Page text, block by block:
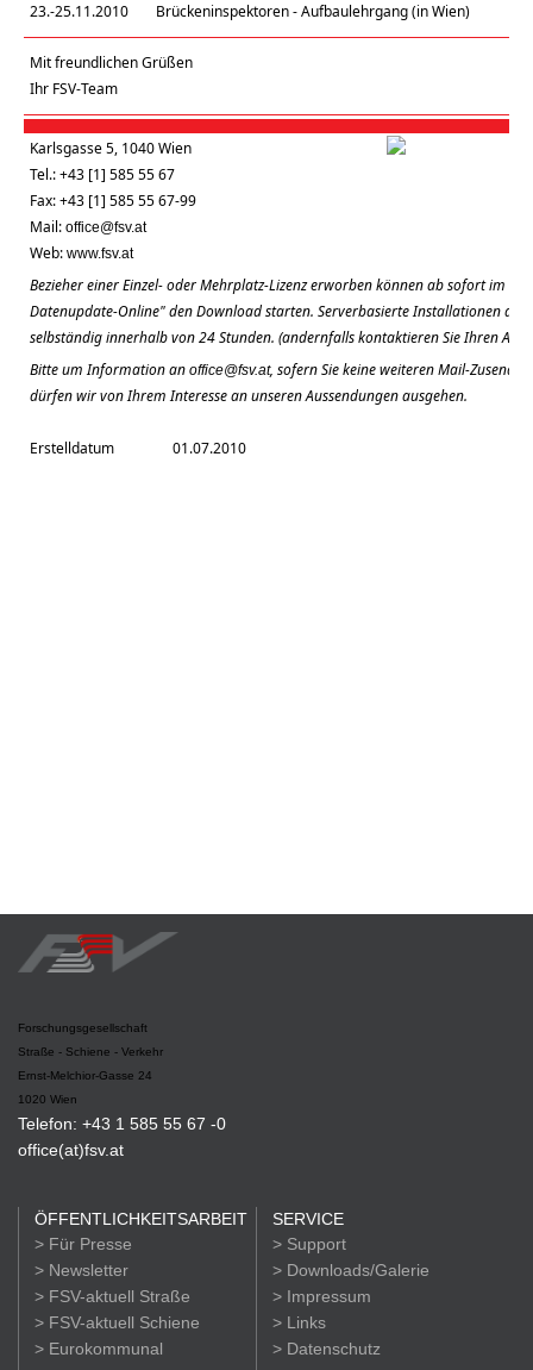
23.-25.11.2010
Brückeninspektoren - Aufbaulehrgang (in Wien)
Mit freundlichen Grüßen
Ihr FSV-Team
Karlsgasse 5, 1040 Wien
Tel.: +43 [1] 585 55 67
Fax: +43 [1] 585 55 67-99
Mail: office@fsv.at
Web: www.fsv.at
Bezieher einer Einzel- oder Mehrplatz-Lizenz erworben können ab sofort im
Datenupdate-Online" den Download starten. Serverbasierte Installationen
selbständig innerhalb von 24 Stunden. (andernfalls kontaktieren Sie Ihren
Bitte um Information an office@fsv.at, sofern Sie keine weiteren Mail-
dürfen wir von Ihrem Interesse an unseren Aussendungen ausgehen.
Erstelldatum 01.07.2010
Forschungsgesellschaft
Straße - Schiene - Verkehr
Ernst-Melchior-Gasse 24
1020 Wien
Telefon: +43 1 585 55 67 -0
office(at)fsv.at
ÖFFENTLICHKEITSARBEIT
> Für Presse
> Newsletter
> FSV-aktuell Straße
> FSV-aktuell Schiene
> Eurokommunal
SERVICE
> Support
> Downloads/Galerie
> Impressum
> Links
> Datenschutz